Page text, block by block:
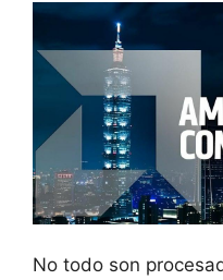
No todo son